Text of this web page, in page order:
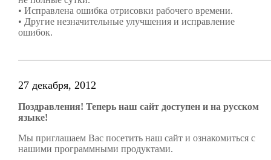
• Исправлена ошибка отрисовки рабочего времени.
• Другие незначительные улучшения и исправление
ошибок.
27 декабря, 2012
Поздравления! Теперь наш сайт доступен и на русском
языке!
Мы приглашаем Вас посетить наш сайт и ознакомиться с
нашими программными продуктами.